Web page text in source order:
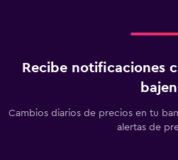
Recibe notificaciones
bajen
Cambios diarios de precios en tu
alertas de